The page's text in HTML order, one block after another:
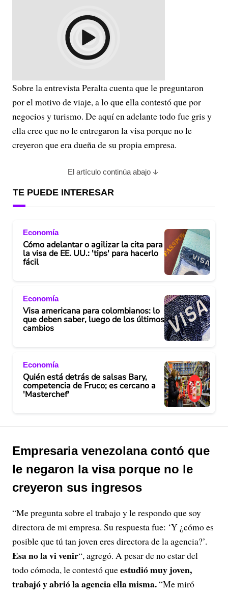
Sobre la entrevista Peralta cuenta que le preguntaron
por el motivo de viaje, a lo que ella contestó que por
negocios y turismo. De aquí en adelante todo fue gris y
ella cree que no le entregaron la visa porque no le
creyeron que era dueña de su propia empresa.
El artículo continúa abajo
TE PUEDE INTERESAR
Economía
Cómo adelantar o agilizar la cita para
la visa de EE. UU.: 'tips' para hacerlo
fácil
Economía
Visa americana para colombianos: lo
que deben saber, luego de los últimos
cambios
Economía
Quién está detrás de salsas Bary,
competencia de Fruco; es cercano a
'Masterchef'
Empresaria venezolana contó que
le negaron la visa porque no le
creyeron sus ingresos
“Me pregunta sobre el trabajo y le respondo que soy
directora de mi empresa. Su respuesta fue: ‘Y ¿cómo es
posible que tú tan joven eres directora de la agencia?’.
Esa no la vi venir“, agregó. A pesar de no estar del
todo cómoda, le contestó queestudió muy joven,
trabajó y abrió la agencia ella misma.“Me miró